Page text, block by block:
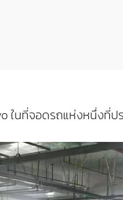
ในที่จอดรถแห่งหนึ่งที่ป